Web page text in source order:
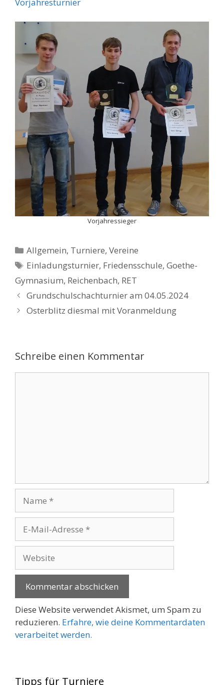
Vorjahresturnier
Vorjahressieger
Kategorien
Allgemein, Turniere,Vereine
Schlagwörter
Einladungsturnier, Friedensschule,Goethe-
Gymnasium, Reichenbach, RET
Grundschulschachturnier am 04.05.2024
Osterblitz diesmal mit Voranmeldung
Schreibe einen Kommentar
Mail-
Adresse
Diese Website verwendet Akismet, um Spam zu
reduzieren. Erfahre, wie deine Kommentardaten
verarbeitet werden.
Tipps für Turniere